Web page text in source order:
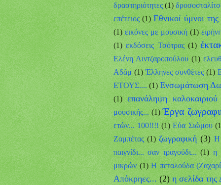
δραστηριότητες (1)
επέτειος (1) Εθνικοί ύμνοι
(1) εικόνες με μουσική (1)
(1) εκδόσεις Τσότρας (1)
Ελένη Λιντζαροπούλου (1)
Αδάμ (1) Έλληνες συνθέτες (1)
ΕΤΟΥΣ.... (1) Ενσωμάτωση
(1) επανάληψη καλοκαιριού
μουσικής... (1) Έργα
ετών... 100!!!! (1) Εύα Σιώμου
Ζαμπέτας (1) ζωγραφική (3) Η
παιγνίδι... σαν τραγούδι... (1) η
μικρών (1) Η πεταλούδα
Απόκρηες... (2) η σελίδα της